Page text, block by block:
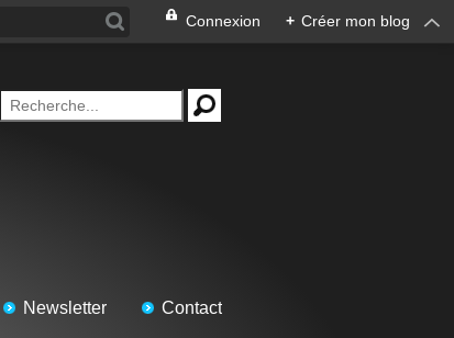
Connexion + Créer mon blog
Newsletter Contact